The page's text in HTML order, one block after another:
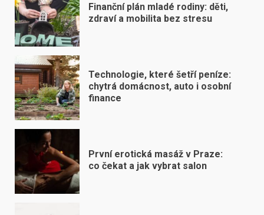
Finanční plán mladé rodiny: děti,
zdraví a mobilita bez stresu
Technologie, které šetří peníze:
chytrá domácnost, auto i osobní
finance
První erotická masáž v Praze:
co čekat a jak vybrat salon